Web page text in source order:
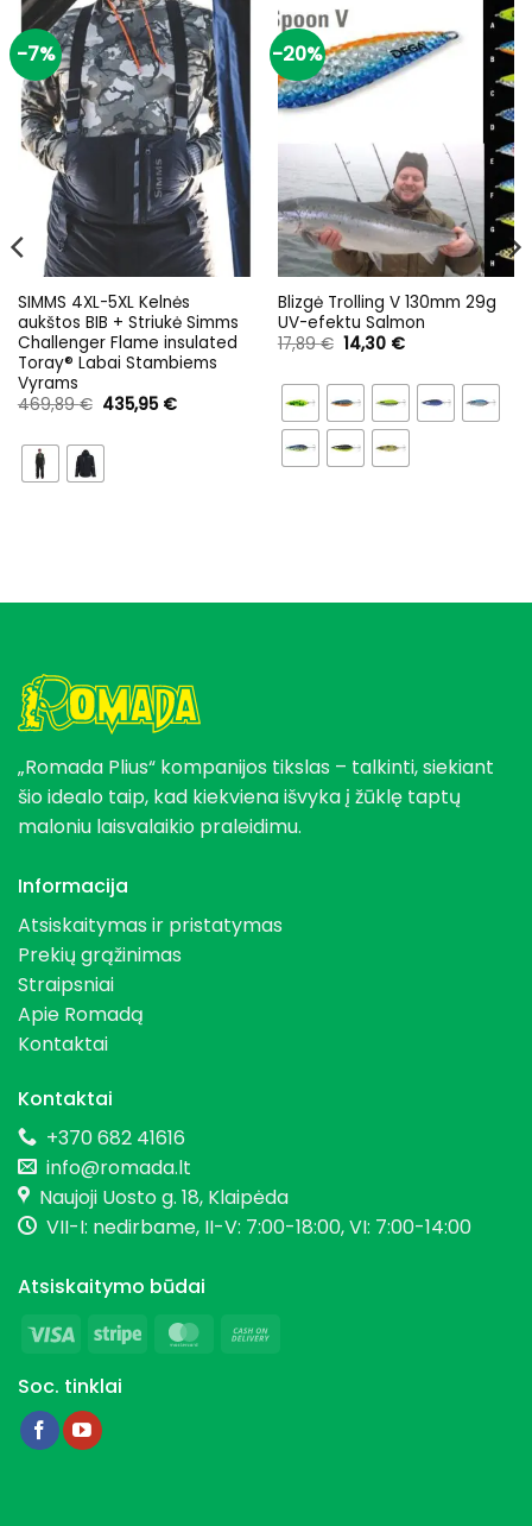
-7%
SIMMS 4XL-5XL Kelnės
aukštos BIB + Striukė Simms
Challenger Flame insulated
Toray® Labai Stambiems
Vyrams
469,89€ Original
price
469,89 €.
435,95 €Current
-20%
Blizgė Trolling V 130mm 29g
UV-efektu Salmon
17,89€ Original
price
17,89 €.
14,30 €Current
14,30 €.
„Romada Plius“ kompanijos tikslas – talkinti, siekiant
šio idealo taip, kad kiekviena išvyka į žūklę taptų
maloniu laisvalaikio praleidimu.
Informacija
Atsiskaitymas ir pristatymas
Prekių grąžinimas
Straipsniai
Apie Romadą
Kontaktai
Kontaktai
+370 682 41616
info@romada.lt
Naujoji Uosto g. 18, Klaipėda
VII-I: nedirbame, II-V: 7:00-18:00, VI: 7:00-14:00
Atsiskaitymo būdai
Visa
Stripe MasterCard
Soc. tinklai